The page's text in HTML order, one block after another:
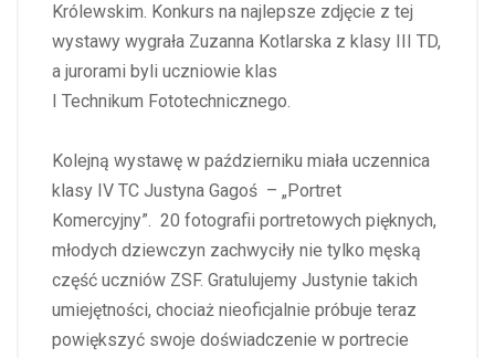
Królewskim. Konkurs na najlepsze zdjęcie z tej
wystawy wygrała Zuzanna Kotlarska z klasy III TD,
a jurorami byli uczniowie klas
I Technikum Fototechnicznego.
Kolejną wystawę w październiku miała uczennica
klasy IV TC Justyna Gagoś – „Portret
Komercyjny”. 20 fotografii portretowych pięknych,
młodych dziewczyn zachwyciły nie tylko męską
część uczniów ZSF. Gratulujemy Justynie takich
umiejętności, chociaż nieoficjalnie próbuje teraz
powiększyć swoje doświadczenie w portrecie